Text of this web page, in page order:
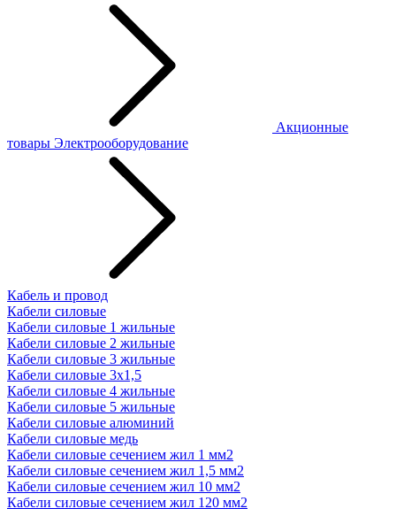
Акционные
товары Электрооборудование
Кабель и провод
Кабели силовые
Кабели силовые 1 жильные
Кабели силовые 2 жильные
Кабели силовые 3 жильные
Кабели силовые 3х1,5
Кабели силовые 4 жильные
Кабели силовые 5 жильные
Кабели силовые алюминий
Кабели силовые медь
Кабели силовые сечением жил 1 мм2
Кабели силовые сечением жил 1,5 мм2
Кабели силовые сечением жил 10 мм2
Кабели силовые сечением жил 120 мм2